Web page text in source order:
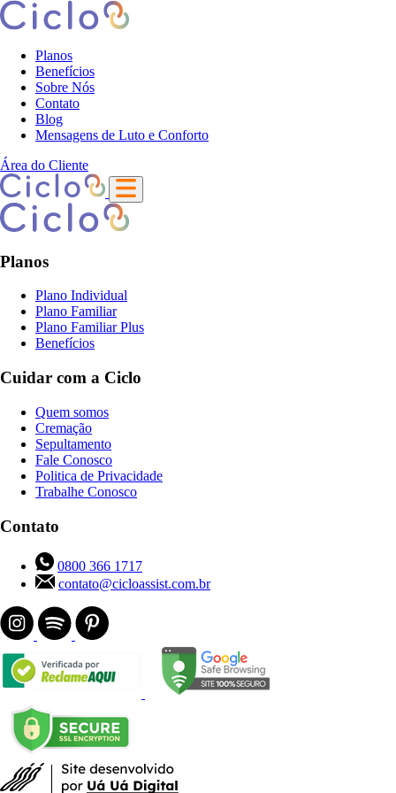
Planos
Benefícios
Sobre Nós
Contato
Blog
Mensagens de Luto e Conforto
Área do Cliente
Planos
Plano Individual
Plano Familiar
Plano Familiar Plus
Benefícios
Cuidar com a Ciclo
Quem somos
Cremação
Sepultamento
Fale Conosco
Politica de Privacidade
Trabalhe Conosco
Contato
0800 366 1717
contato@cicloassist.com.br